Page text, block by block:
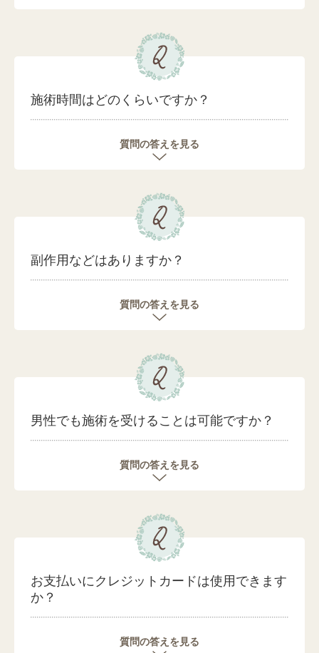
施術時間はどのくらいですか？
質問の答えを見る
副作用などはありますか？
質問の答えを見る
男性でも施術を受けることは可能ですか？
質問の答えを見る
お支払いにクレジットカードは使用できます
か？
質問の答えを見る